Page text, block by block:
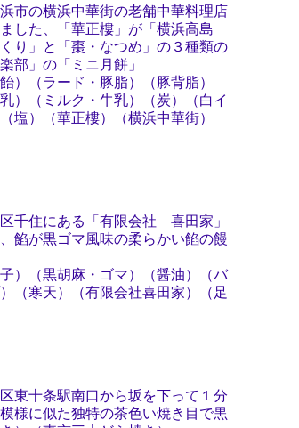
市の横浜中華街の老舗中華料理店
した、「華正樓」が「横浜高島
り」と「棗・なつめ」の３種類の
部」の「ミニ月餅」
）（ラード・豚脂）（豚背脂）
）（ミルク・牛乳）（炭）（白イ
塩）（華正樓）（横浜中華街）
千住にある「有限会社 喜田家」
餡が黒ゴマ風味の柔らかい餡の饅
）（黒胡麻・ゴマ）（醤油）（バ
（寒天）（有限会社喜田家）（足
東十条駅南口から坂を下って１分
様に似た独特の茶色い焼き目で黒